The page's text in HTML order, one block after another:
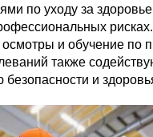
по уходу за
и обучение по
также
и